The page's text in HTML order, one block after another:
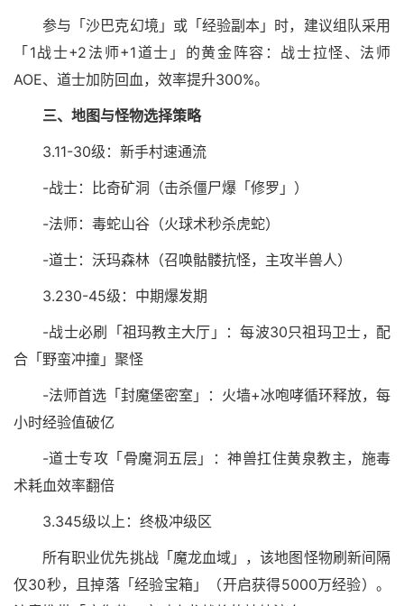
参与「沙巴克幻境」或「经验副本」时，建议组队采用
「1战士+2法师+1道士」的黄金阵容：战士拉怪、法师
AOE、道士加防回血，效率提升300%。
三、地图与怪物选择策略
3.11-30级：新手村速通流
-战士：比奇矿洞（击杀僵尸爆「修罗」）
-法师：毒蛇山谷（火球术秒杀虎蛇）
-道士：沃玛森林（召唤骷髅抗怪，主攻半兽人）
3.230-45级：中期爆发期
-战士必刷「祖玛教主大厅」：每波30只祖玛卫士，配
合「野蛮冲撞」聚怪
-法师首选「封魔堡密室」：火墙+冰咆哮循环释放，每
小时经验值破亿
-道士专攻「骨魔洞五层」：神兽扛住黄泉教主，施毒
术耗血效率翻倍
3.345级以上：终极冲级区
所有职业优先挑战「魔龙血域」，该地图怪物刷新间隔
仅30秒，且掉落「经验宝箱」（开启获得5000万经验）。